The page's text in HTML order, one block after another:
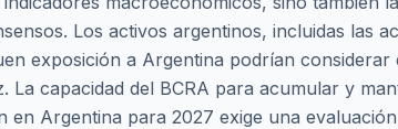
Los activos argentinos, incluidas las
exposición a Argentina podrían
capacidad del BCRA para acumular y
en Argentina para 2027 exige una